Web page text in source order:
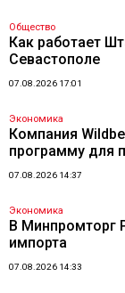
Общество
Как работает
Севастополе
07.08.2026 17:01
Экономика
Компания
программу для
07.08.2026 14:37
Экономика
В Минпромторг
импорта
07.08.2026 14:33